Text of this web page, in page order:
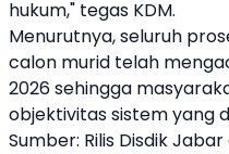
hukum," tegas KDM.
Menurutnya, seluruh
calon murid telah
2026 sehingga
objektivitas sistem yang
Sumber: Rilis Disdik